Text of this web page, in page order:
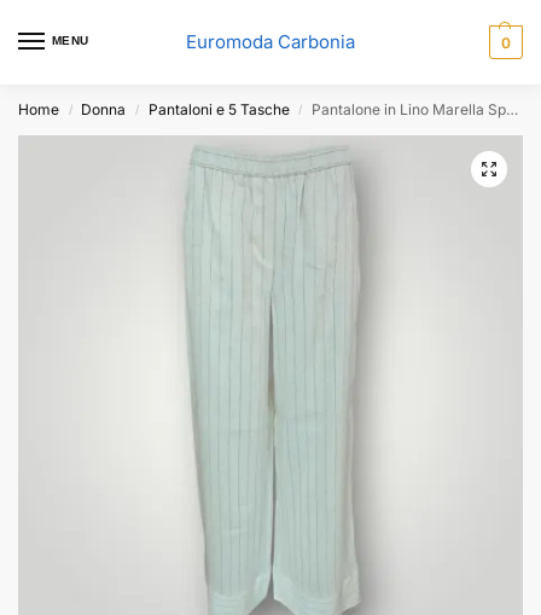
MENU Euromoda Carbonia 0
Home / Donna / Pantaloni e 5 Tasche / Pantalone in Lino Marella Sport Bianco